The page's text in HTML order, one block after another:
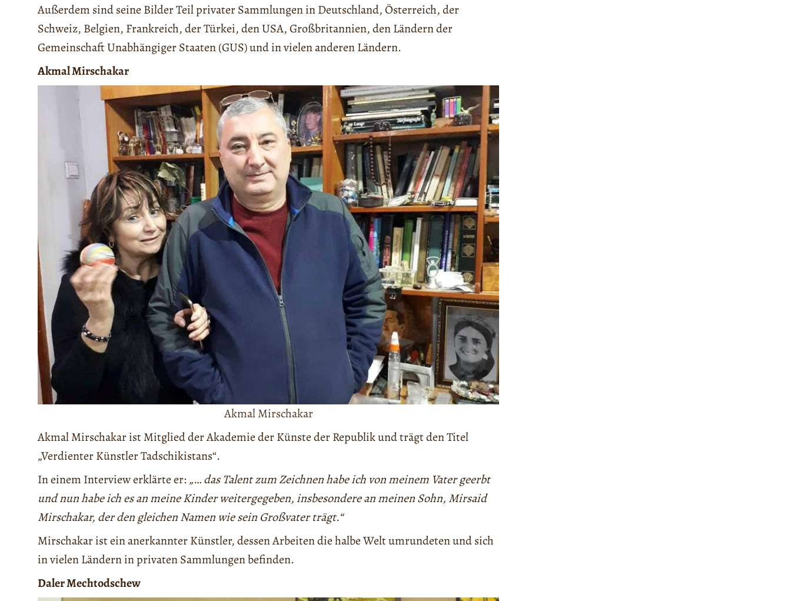
Außerdem sind seine Bilder Teil privater Sammlungen in Deutschland, Österreich, der
Schweiz, Belgien, Frankreich, der Türkei, den USA, Großbritannien, den Ländern der
Gemeinschaft Unabhängiger Staaten (GUS) und in vielen anderen Ländern.
Akmal Mirschakar
Akmal Mirschakar
Akmal Mirschakar ist Mitglied der Akademie der Künste der Republik und trägt den Titel
„Verdienter Künstler Tadschikistans“.
In einem Interview erklärte er: „… das Talent zum Zeichnen habe ich von meinem Vater geerbt
und nun habe ich es an meine Kinder weitergegeben, insbesondere an meinen Sohn, Mirsaid
Mirschakar, der den gleichen Namen wie sein Großvater trägt.“
Mirschakar ist ein anerkannter Künstler, dessen Arbeiten die halbe Welt umrundeten und sich
in vielen Ländern in privaten Sammlungen befinden.
Daler Mechtodschew